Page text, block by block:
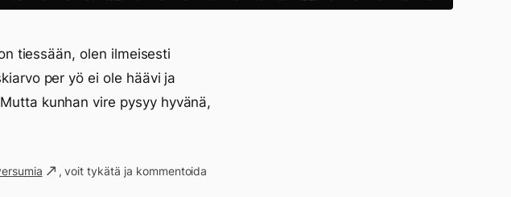
tiessään, olen ilmeisesti
per yö ei ole häävi ja
kunhan vire pysyy hyvänä,
, voit tykätä ja kommentoida